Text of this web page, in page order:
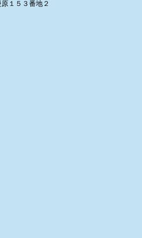
１５３番地２